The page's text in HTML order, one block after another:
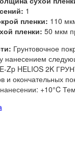
1
пленки: 110
пленки: 50 мкм
Грунтовочное
нанесением
Zp HELIOS 2K
и окончательных
+10°C